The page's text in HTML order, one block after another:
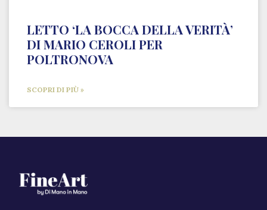
LETTO ‘LA BOCCA DELLA VERITÀ’
DI MARIO CEROLI PER
POLTRONOVA
SCOPRI DI PIÙ »